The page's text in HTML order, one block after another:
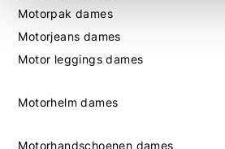
Motorpak dames
Motorjeans dames
Motor leggings dames
Motorhelm dames
Motorhandschoenen dames